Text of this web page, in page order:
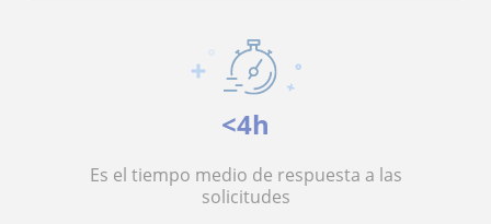
<4h
Es el tiempo medio de respuesta a las
solicitudes